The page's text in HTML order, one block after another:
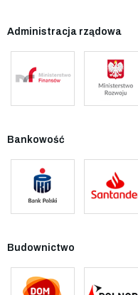
Administracja rządowa
Bankowość
Budownictwo